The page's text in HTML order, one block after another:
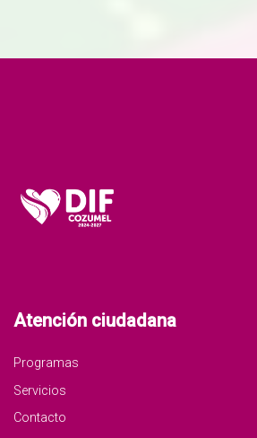
Atención ciudadana
Programas
Servicios
Contacto